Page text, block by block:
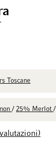
valutazioni
Toscane
/ 25% Merlot/